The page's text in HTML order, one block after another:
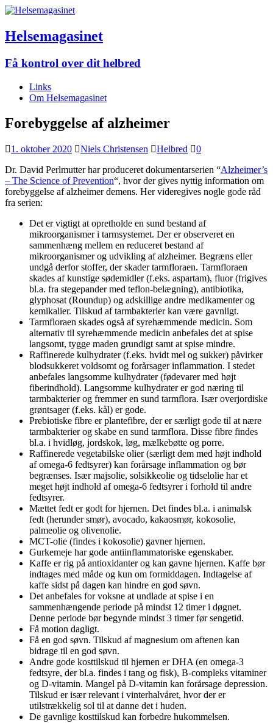
Helsemagasinet
Få kontrol over dit helbred
Links
Om Helsemagasinet
Forebyggelse af alzheimer
1. oktober 2020 Niels Christensen Helbred
0
Dr. David Perlmutter har produceret dokumentarserien “Alzheimer’s
– The Science of Prevention“, hvor der gives nyttig information om
forebyggelse af alzheimer demens. Her videregives nogle gode råd
fra serien:
Det er vigtigt at opretholde en sund bestand af
mikroorganismer i tarmsystemet. Der er observeret en
sammenhæng mellem en reduceret bestand af
mikroorganismer og udvikling af alzheimer. Begræns eller
undgå derfor stoffer, der skader tarmfloraen. Tarmfloraen
skades af kunstige sødemidler (f.eks. aspartam), fluor (frigives
bl.a. fra stegepander med teflon-belægning), antibiotika,
glyphosat (Roundup) og adskillige andre medikamenter og
kemikalier. Tilskud af tarmbakterier kan være gavnligt.
Tarmfloraen skades også af syrehæmmende medicin. Som
alternativ til syrehæmmende medicin anbefales det at spise
langsomt, tygge maden grundigt samt at spise mindre.
Raffinerede kulhydrater (f.eks. hvidt mel og sukker) påvirker
blodsukkeret voldsomt og forårsager inflammation. I stedet
anbefales langsomme kulhydrater (fødevarer med højt
fiberindhold). Langsomme kulhydrater er god næring til
tarmbakterier og fremmer en sund tarmflora. Især overjordiske
grøntsager (f.eks. kål) er gode.
Prebiotiske fibre er plantefibre, der er særligt gode til at nære
tarmbakterier og skabe en sund tarmflora. Disse fibre findes
bl.a. i hvidløg, jordskok, løg, mælkebøtte og porre.
Raffinerede vegetabilske olier (særligt dem med højt indhold
af omega-6 fedtsyrer) kan forårsage inflammation og bør
begrænses. Især majsolie, solsikkeolie og tidselolie har et
meget højt indhold af omega-6 fedtsyrer i forhold til andre
fedtsyrer.
Mættet fedt er godt for hjernen. Det findes bl.a. i animalsk
fedt (herunder smør), avocado, kakaosmør, kokosolie,
palmeolie og olivenolie.
MCT-olie (findes i kokosolie) gavner hjernen.
Gurkemeje har gode antiinflammatoriske egenskaber.
Kaffe er rig på antioxidanter og kan gavne hjernen. Kaffe bør
indtages med måde og kun om formiddagen. Indtagelse af
kaffe sidst på dagen kan hindre en god søvn.
Det anbefales for voksne at undlade at spise i en
sammenhængende periode på mindst 12 timer i døgnet.
Denne periode bør begynde mindst 3 timer før sengetid.
Få motion dagligt.
Få en god søvn. Tilskud af magnesium om aftenen kan
bidrage til en god søvn.
Andre gode kosttilskud til hjernen er DHA (en omega-3
fedtsyre, der bl.a. findes i tang og fisk), B-compleks vitaminer
og D-vitamin. Mangel på D-vitamin kan forårsage depression.
Tilskud er især relevant i vinterhalvåret, hvor der er
utilstrækkelig sol til at danne det i huden.
De gavnlige kosttilskud kan forbedre hukommelsen.